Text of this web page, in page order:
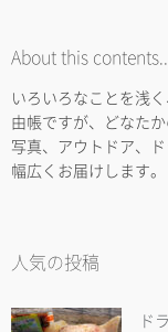
About this contents..
いろいろなことを浅
由帳ですが、どなた
写真、アウトドア、
幅広くお届けします。
人気の投稿
ド